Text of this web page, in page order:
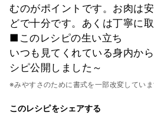
むのがポイントです。お肉は
どで十分です。あくは丁寧に
■このレシピの生い立ち
いつも見てくれている身内か
シピ公開しました～
※みやすさのために書式を一部改変していま
このレシピをシェアする